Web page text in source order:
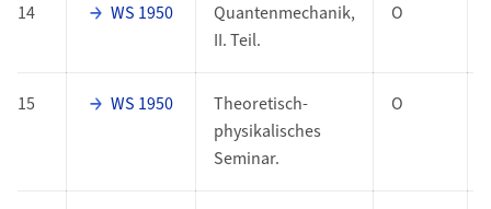
14 WS 1950
Quantenmechanik,
II. Teil.
O
15 WS 1950
Theoretisch-
physikalisches
Seminar.
O